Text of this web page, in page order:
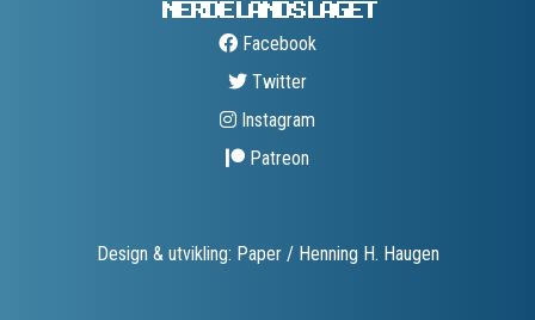
NERDELANDS­LAGET
Facebook
Twitter
Instagram
Patreon
Design & utvikling: Paper / Henning H. Haugen